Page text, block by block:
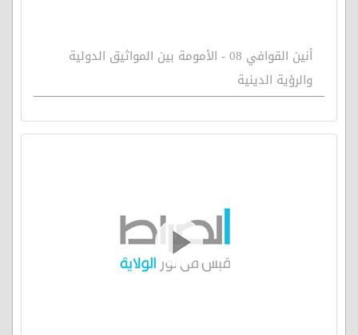
أنين القوافي 08 - الأمومة بين المواثيق الدولية
والرؤية الدينية